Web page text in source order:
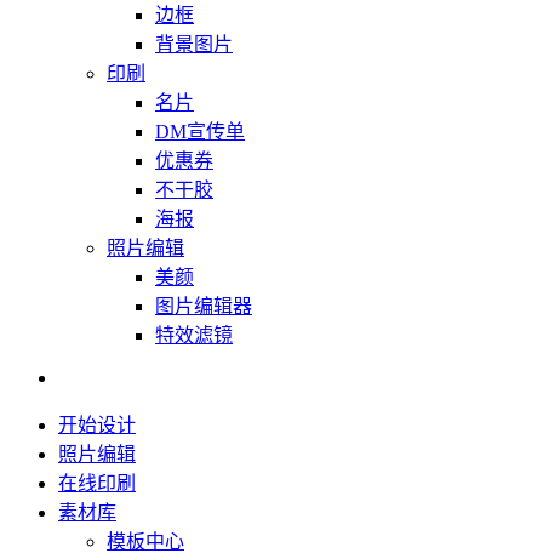
边框
背景图片
印刷
名片
DM宣传单
优惠券
不干胶
海报
照片编辑
美颜
图片编辑器
特效滤镜
开始设计
照片编辑
在线印刷
素材库
模板中心